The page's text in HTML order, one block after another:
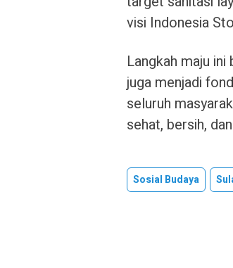
visi Indonesia
Langkah maju
juga menjadi
seluruh
sehat, bersih,
Sosial Budaya